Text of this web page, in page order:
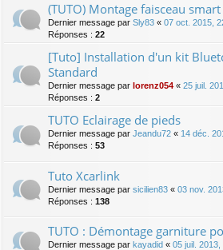
(TUTO) Montage faisceau
Dernier message par Sly83 « 07 oct. 2015,
Réponses : 22
[Tuto] Installation d'un kit
Standard
Dernier message par lorenz054 « 25 juil.
Réponses : 2
TUTO Eclairage de pieds
Dernier message par Jeandu72 « 14 déc.
Réponses : 53
Tuto Xcarlink
Dernier message par sicilien83 « 03 nov.
Réponses : 138
TUTO : Démontage garniture
Dernier message par kayadid « 05 juil. 2013,